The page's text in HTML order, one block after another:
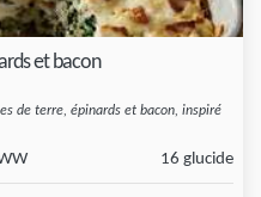
et bacon
de terre, épinards et bacon, inspiré
16 glucide